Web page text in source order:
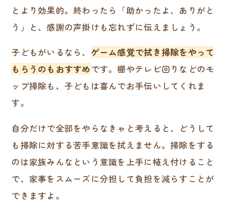
とより効果的。終わったら「助かったよ、ありがと
う」と、感謝の声掛けも忘れずに伝えましょう。
子どもがいるなら、 ゲーム感覚で拭き掃除をやって
もらうのもおすすめです。棚やテレビ回りなどのモ
ップ掃除も、子どもは喜んでお手伝いしてくれま
す。
自分だけで全部をやらなきゃと考えると、どうして
も掃除に対する苦手意識を拭えません。掃除をする
のは家族みんなという意識を上手に植え付けること
で、家事をスムーズに分担して負担を減らすことが
できますよ。